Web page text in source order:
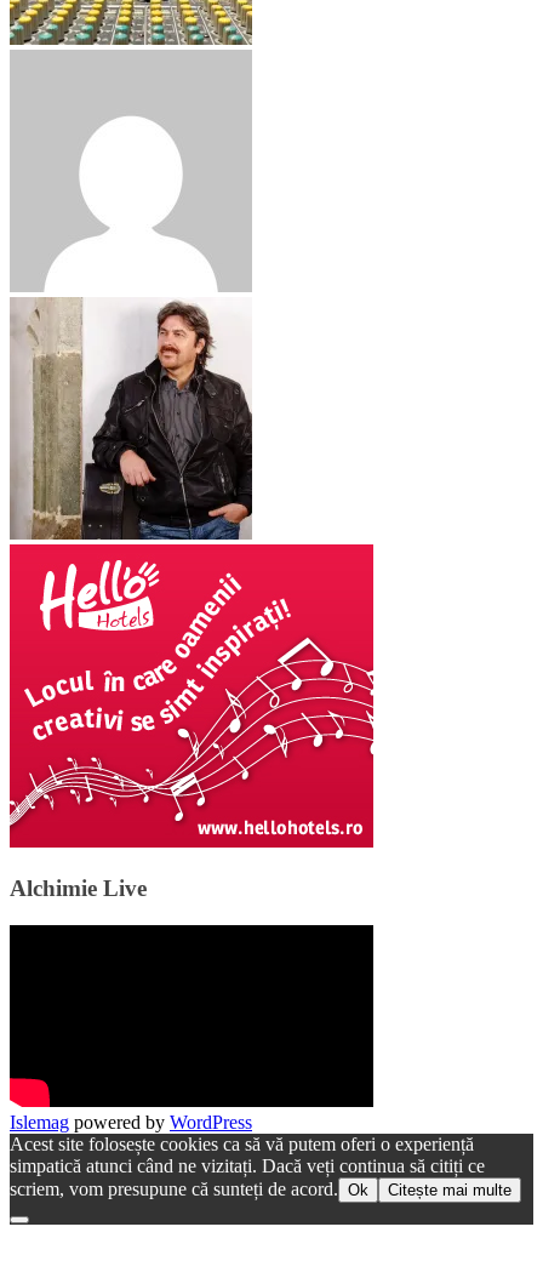
Alchimie Live
Islemag powered by WordPress
Acest site folosește cookies ca să vă putem oferi o experiență
simpatică atunci când ne vizitați. Dacă veți continua să citiți ce
scriem, vom presupune că sunteți de acord. Ok Citește mai multe